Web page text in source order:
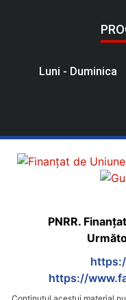
Luni - Duminica
PNRR.
https://